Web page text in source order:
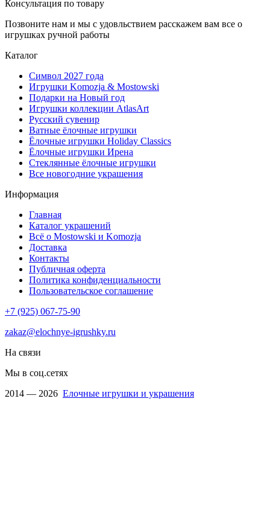
Консультация по товару
Позвоните нам и мы с удовльствием расскажем вам все о
игрушках ручной работы
Каталог
Символ 2027 года
Игрушки Komozja & Mostowski
Подарки на Новый год
Игрушки коллекции AtlasArt
Русский сувенир
Ватные ёлочные игрушки
Ёлочные игрушки Holiday Classics
Ëлочные игрушки Ирена
Стеклянные ёлочные игрушки
Все новогодние украшения
Информация
Главная
Каталог украшений
Всё о Mostowski и Komozja
Доставка
Контакты
Публичная оферта
Политика конфиденциальности
Пользовательское соглашение
+7 (925) 067-75-90
zakaz@elochnye-igrushky.ru
На связи
Мы в соц.сетях
2014 — 2026 Елочные игрушки и украшения